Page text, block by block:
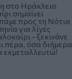
στο Ηράκλειο
σημαίνει
προς τη Νότια
για λίγες
- ξεκινάνε
πέρα, όσα διήμερα
εκμεταλλευτώ!